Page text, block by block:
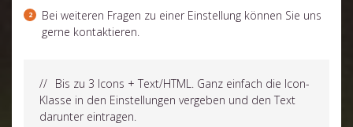
Bei weiteren Fragen zu einer Einstellung können Sie uns
gerne kontaktieren.
Bis zu 3 Icons + Text/HTML. Ganz einfach die Icon-
Klasse in den Einstellungen vergeben und den Text
darunter eintragen.